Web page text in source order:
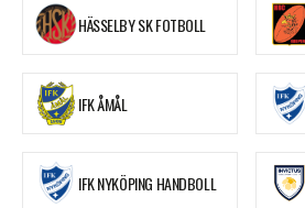
HÄSSELBY SK FOTBOLL
IFK ÅMÅL
IFK NYKÖPING HANDBOLL